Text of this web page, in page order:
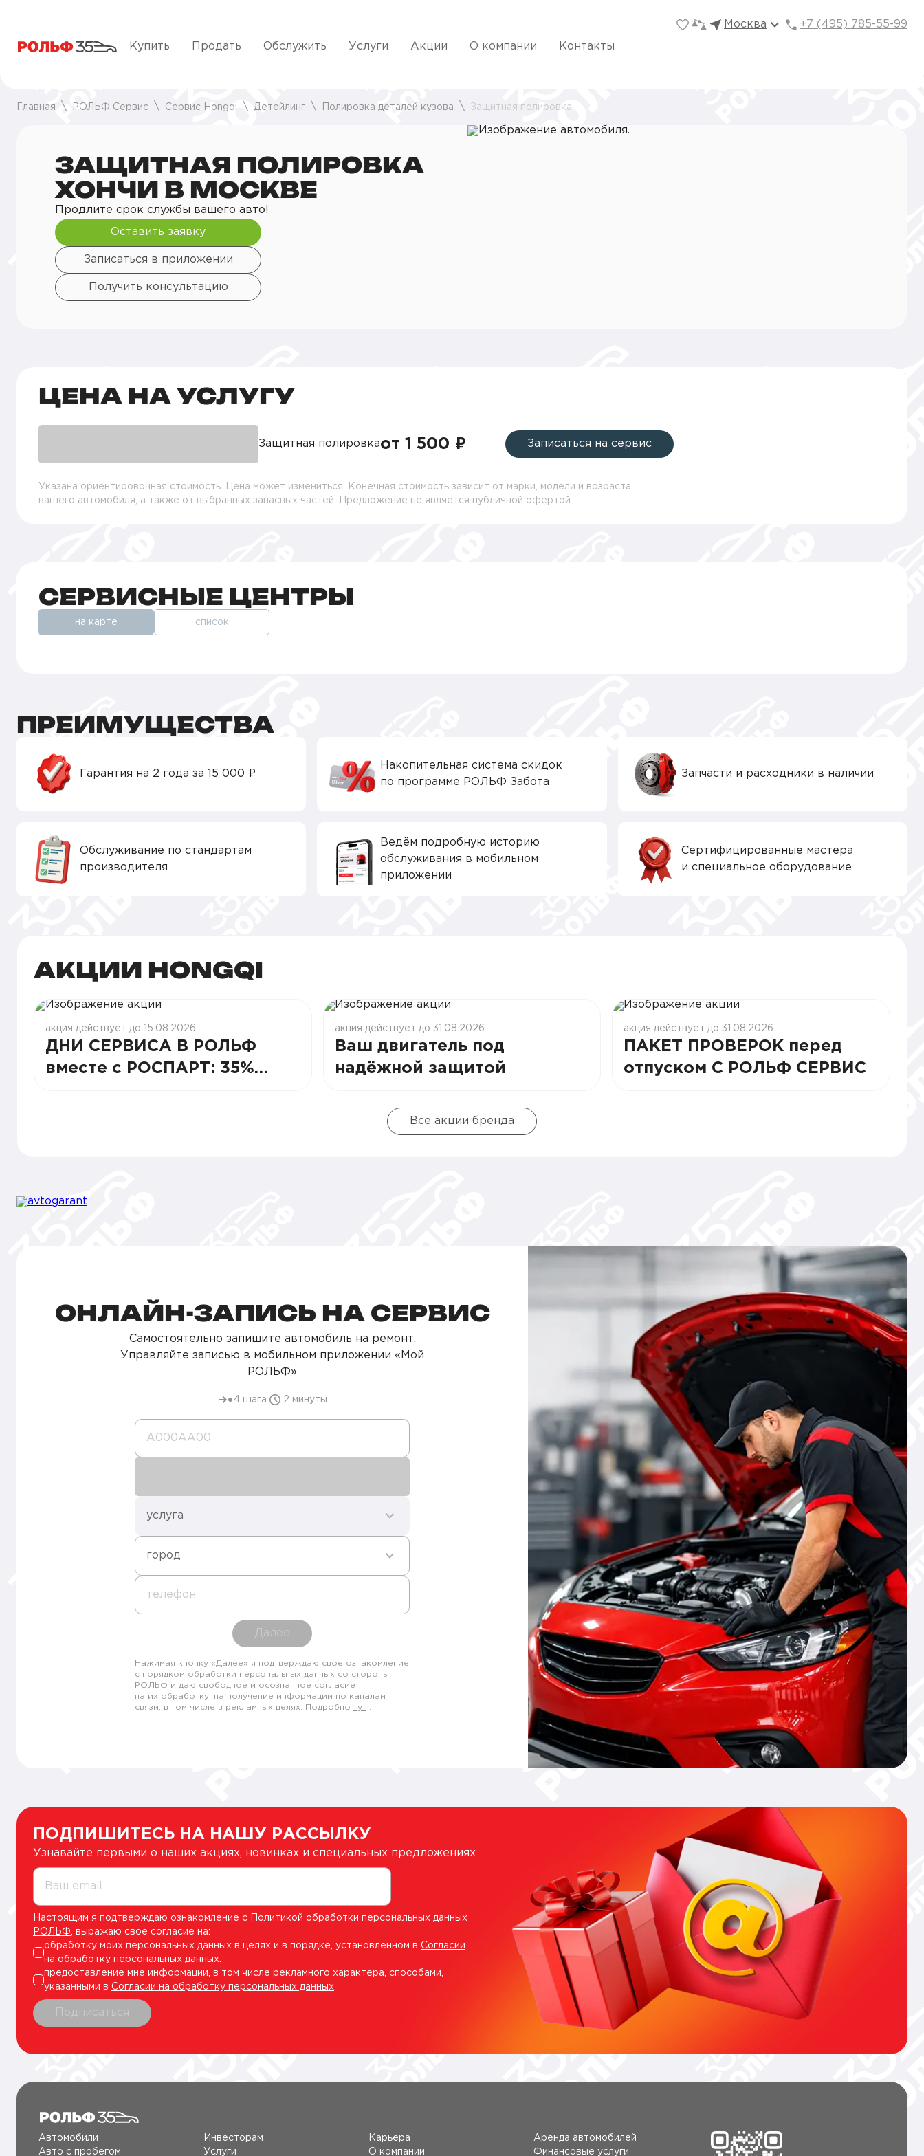
Москва +7 (495) 785-55-99
Купить Продать Обслужить Услуги Акции О компании Контакты
Главная РОЛЬФ Сервис Сервис Hongqi Детейлинг Полировка деталей кузова Защитная полировка
ЗАЩИТНАЯ ПОЛИРОВКА
ХОНЧИ В МОСКВЕ
Продлите срок службы вашего авто!
Оставить заявку
Записаться в приложении
Получить консультацию
ЦЕНА НА УСЛУГУ
Защитная полировкаот 1 500 ₽ Записаться на сервис
Указана ориентировочная стоимость. Цена может измениться. Конечная стоимость зависит от марки, модели и возраста
вашего автомобиля, а также от выбранных запасных частей. Предложение не является публичной офертой
СЕРВИСНЫЕ ЦЕНТРЫ
на карте список
ПРЕИМУЩЕСТВА
Гарантия на 2 года за 15 000 ₽
Накопительная система скидок
по программе РОЛЬФ Забота
Запчасти и расходники в наличии
Обслуживание по стандартам
производителя
Ведём подробную историю
обслуживания в мобильном
приложении
Сертифицированные мастера
и специальное оборудование
АКЦИИ HONGQI
акция действует до 15.08.2026
ДНИ СЕРВИСА В РОЛЬФ
вместе с РОСПАРТ: 35%
акция действует до 31.08.2026
Ваш двигатель под
надёжной защитой
акция действует до 31.08.2026
ПАКЕТ ПРОВЕРОК перед
отпуском С РОЛЬФ СЕРВИС
Все акции бренда
ОНЛАЙН-ЗАПИСЬ НА СЕРВИС
Самостоятельно запишите автомобиль на ремонт.
Управляйте записью в мобильном приложении «Мой
РОЛЬФ»
4 шага 2 минуты
А000AA00
услуга
город
телефон
Далее
Нажимая кнопку «Далее» я подтверждаю свое ознакомление
с порядком обработки персональных данных со стороны
РОЛЬФ и даю свободное и осознанное согласие
на их обработку, на получение информации по каналам
связи, в том числе в рекламных целях. Подробно тут
ПОДПИШИТЕСЬ НА НАШУ РАССЫЛКУ
Узнавайте первыми о наших акциях, новинках и специальных предложениях
Ваш email
Настоящим я подтверждаю ознакомление с
Политикой обработки персональных данных
РОЛЬФ , выражаю свое согласие на:
обработку моих персональных данных в целях и в порядке, установленном в Согласии
на обработку персональных данных
предоставление мне информации, в том числе рекламного характера, способами,
указанными в Согласии на обработку персональных данных
Подписаться
Автомобили
Авто c пробегом
Инвесторам
Услуги
Карьера
О компании
Аренда автомобилей
Финансовые услуги